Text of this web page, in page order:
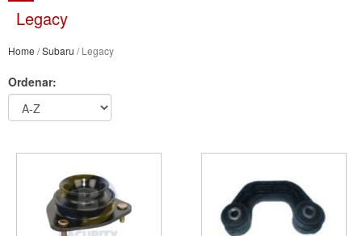
Legacy
Home /Subaru / Legacy
Ordenar: